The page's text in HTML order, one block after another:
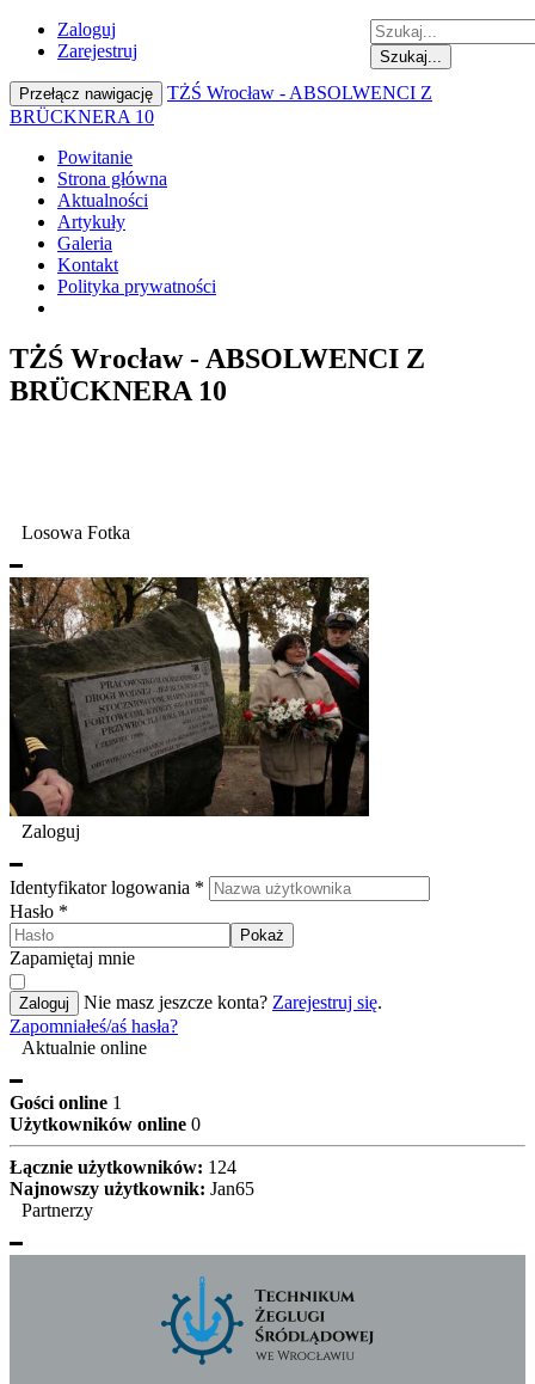
Szukaj...
Zaloguj
Zarejestruj
Przełącz nawigację
TŻŚ Wrocław - ABSOLWENCI Z
BRÜCKNERA 10
Powitanie
Strona główna
Aktualności
Artykuły
Galeria
Kontakt
Polityka prywatności
TŻŚ Wrocław - ABSOLWENCI Z
BRÜCKNERA 10
Losowa Fotka
Zaloguj
Identyfikator logowania *
Hasło *
Pokaż
Zapamiętaj mnie
Zaloguj Nie masz jeszcze konta? Zarejestruj się.
Zapomniałeś/aś hasła?
Aktualnie online
Gości online 1
Użytkowników online 0
Łącznie użytkowników: 124
Najnowszy użytkownik: Jan65
Partnerzy